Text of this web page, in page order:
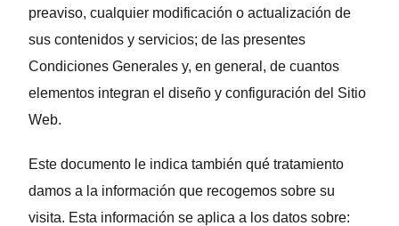
preaviso, cualquier modificación o actualización de
sus contenidos y servicios; de las presentes
Condiciones Generales y, en general, de cuantos
elementos integran el diseño y configuración del Sitio
Web.
Este documento le indica también qué tratamiento
damos a la información que recogemos sobre su
visita. Esta información se aplica a los datos sobre: